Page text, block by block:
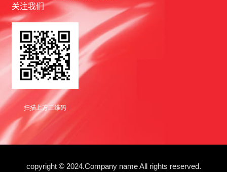
关注我们
扫描上方二维码
copyright © 2024.Company name All rights reserved.